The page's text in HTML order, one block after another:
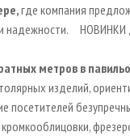
где компания
и надежности.
метров в
изделий,
посетителей